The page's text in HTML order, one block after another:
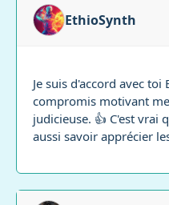
EthioSynth
Je suis d'accord avec toi
compromis motivant
judicieuse. 👍 C'est vrai
aussi savoir apprécier